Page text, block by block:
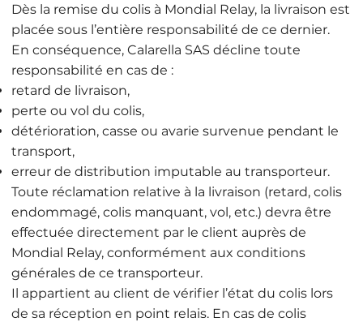
Dès la remise du colis à Mondial Relay, la livraison est
placée sous l’entière responsabilité de ce dernier.
En conséquence, Calarella SAS décline toute
responsabilité en cas de :
retard de livraison,
perte ou vol du colis,
détérioration, casse ou avarie survenue pendant le
transport,
erreur de distribution imputable au transporteur.
Toute réclamation relative à la livraison (retard, colis
endommagé, colis manquant, vol, etc.) devra être
effectuée directement par le client auprès de
Mondial Relay, conformément aux conditions
générales de ce transporteur.
Il appartient au client de vérifier l’état du colis lors
de sa réception en point relais. En cas de colis